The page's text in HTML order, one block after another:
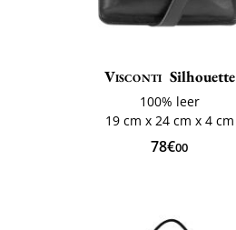
Visconti Silhouette
100% leer
19 cm x 24 cm x 4 cm
78€00